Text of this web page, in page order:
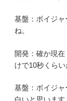
基盤：ボイジ
ね。
開発：確か現
けで10秒くらい
基盤：ボイジ